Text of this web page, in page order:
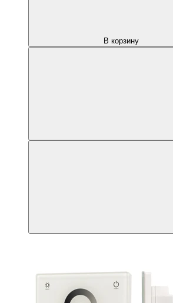
В корзину